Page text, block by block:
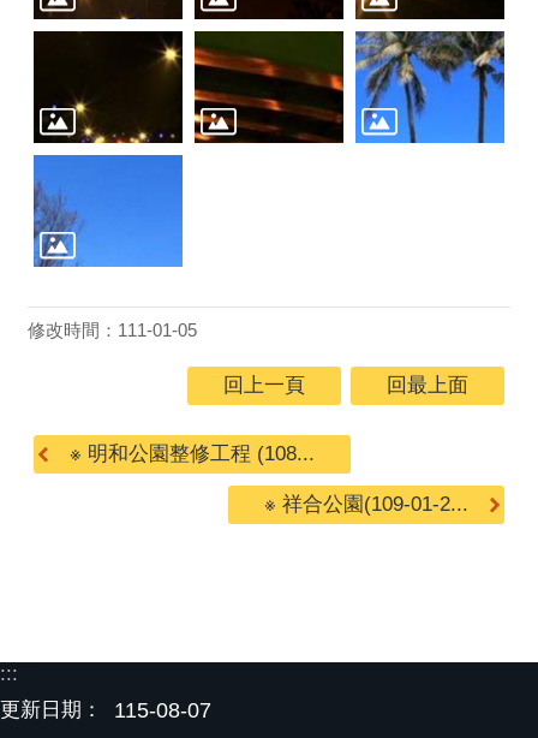
修改時間：111-01-05
回上一頁 回最上面
※ 明和公園整修工程 (108...
※ 祥合公園(109-01-2...
:::
更新日期：
115-08-07